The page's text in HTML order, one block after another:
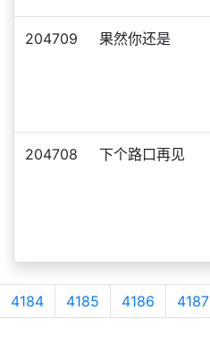
204709 果然你还是
204708 下个路口再见
4184 4185 4186 4187